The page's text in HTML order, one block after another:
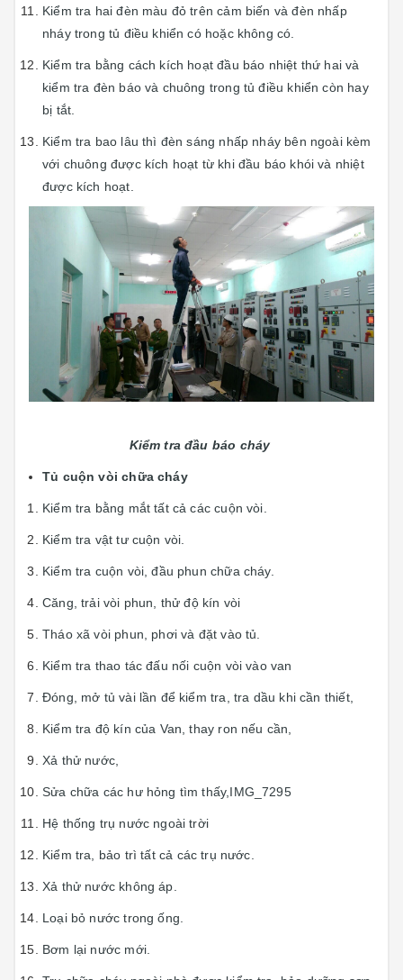
Kiểm tra hai đèn màu đỏ trên cảm biến và đèn nhấp
nháy trong tủ điều khiển có hoặc không có.
Kiểm tra bằng cách kích hoạt đầu báo nhiệt thứ hai và
kiểm tra đèn báo và chuông trong tủ điều khiển còn hay
bị tắt.
Kiểm tra bao lâu thì đèn sáng nhấp nháy bên ngoài kèm
với chuông được kích hoạt từ khi đầu báo khói và nhiệt
được kích hoạt.
Kiểm tra đầu báo cháy
Tủ cuộn vòi chữa cháy
Kiểm tra bằng mắt tất cả các cuộn vòi.
Kiểm tra vật tư cuộn vòi.
Kiểm tra cuộn vòi, đầu phun chữa cháy.
Căng, trải vòi phun, thử độ kín vòi
Tháo xã vòi phun, phơi và đặt vào tủ.
Kiểm tra thao tác đấu nối cuộn vòi vào van
Đóng, mở tủ vài lần để kiểm tra, tra dầu khi cần thiết,
Kiểm tra độ kín của Van, thay ron nếu cần,
Xả thử nước,
Sửa chữa các hư hỏng tìm thấy,IMG_7295
Hệ thống trụ nước ngoài trời
Kiểm tra, bảo trì tất cả các trụ nước.
Xả thử nước không áp.
Loại bỏ nước trong ống.
Bơm lại nước mới.